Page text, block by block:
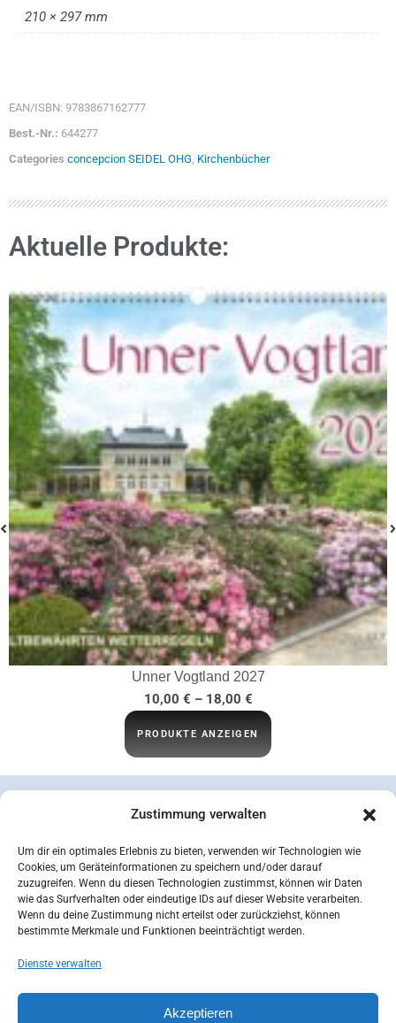
Zustimmung verwalten
Um dir ein optimales Erlebnis zu bieten, verwenden wir Technologien wie
Cookies, um Geräteinformationen zu speichern und/oder darauf
zuzugreifen. Wenn du diesen Technologien zustimmst, können wir Daten
wie das Surfverhalten oder eindeutige IDs auf dieser Website verarbeiten.
Wenn du deine Zustimmung nicht erteilst oder zurückziehst, können
bestimmte Merkmale und Funktionen beeinträchtigt werden.
Dienste verwalten
Akzeptieren
210 × 297 mm
EAN/ISBN: 9783867162777
Best.-Nr.: 644277
Categories concepcion SEIDEL OHG, Kirchenbücher
Aktuelle Produkte:
Unner Vogtland 2027
10,00 € – 18,00 €
PRODUKTE ANZEIGEN
Datenschutzerklärung Zahlungsarten Versandarten
AGB Impressum